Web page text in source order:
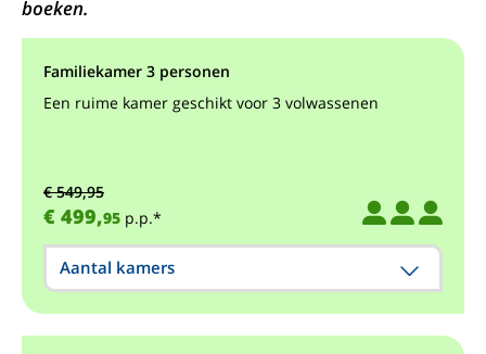
boeken.
Familiekamer 3 personen
Een ruime kamer geschikt voor 3 volwassenen
€ 549,95
€ 499,95 p.p.*
Aantal kamers